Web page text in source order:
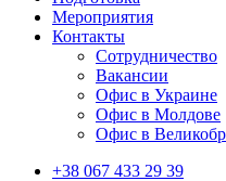
Мероприятия
Контакты
Сотрудничество
Вакансии
Офис в Украине
Офис в Молдове
Офис в
+38 067 433 29 39